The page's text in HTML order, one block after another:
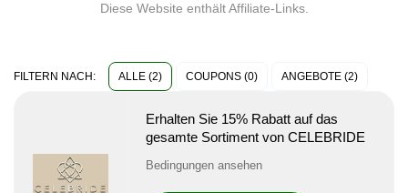
Diese Website enthält Affiliate-Links.
FILTERN NACH: ALLE (2) COUPONS (0) ANGEBOTE (2)
Erhalten Sie 15% Rabatt auf das
gesamte Sortiment von CELEBRIDE
Bedingungen ansehen